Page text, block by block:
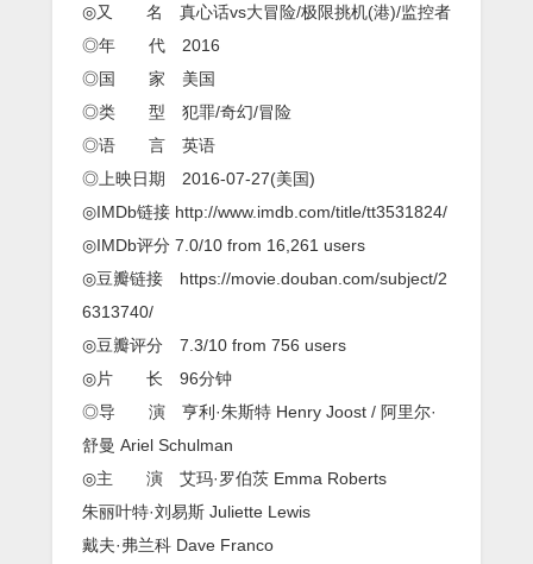
◎又 名 真心话vs大冒险/极限挑机(港)/监控者
◎年 代 2016
◎国 家 美国
◎类 型 犯罪/奇幻/冒险
◎语 言 英语
◎上映日期 2016-07-27(美国)
◎IMDb链接 http://www.imdb.com/title/tt3531824/
◎IMDb评分 7.0/10 from 16,261 users
◎豆瓣链接 https://movie.douban.com/subject/2
6313740/
◎豆瓣评分 7.3/10 from 756 users
◎片 长 96分钟
◎导 演 亨利·朱斯特 Henry Joost / 阿里尔·
舒曼 Ariel Schulman
◎主 演 艾玛·罗伯茨 Emma Roberts
朱丽叶特·刘易斯 Juliette Lewis
戴夫·弗兰科 Dave Franco